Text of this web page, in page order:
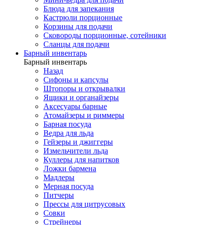
Блюда для запекания
Кастрюли порционные
Корзины для подачи
Сковороды порционные, сотейники
Сланцы для подачи
Барный инвентарь
Барный инвентарь
Назад
Сифоны и капсулы
Штопоры и открывалки
Ящики и органайзеры
Аксесуары барные
Атомайзеры и риммеры
Барная посуда
Ведра для льда
Гейзеры и джиггеры
Измельчители льда
Куллеры для напитков
Ложки бармена
Мадлеры
Мерная посуда
Питчеры
Прессы для цитрусовых
Совки
Стрейнеры